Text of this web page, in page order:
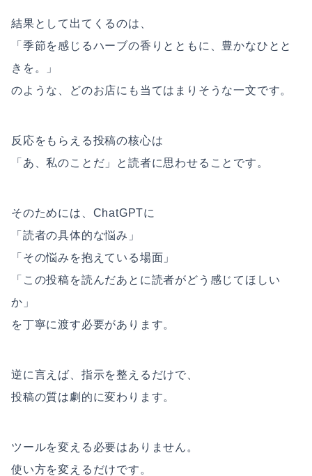
結果として出てくるのは、
「季節を感じるハーブの香りとともに、豊かなひとと
きを。」
のような、どのお店にも当てはまりそうな一文です。
反応をもらえる投稿の核心は
「あ、私のことだ」と読者に思わせることです。
そのためには、ChatGPTに
「読者の具体的な悩み」
「その悩みを抱えている場面」
「この投稿を読んだあとに読者がどう感じてほしい
か」
を丁寧に渡す必要があります。
逆に言えば、指示を整えるだけで、
投稿の質は劇的に変わります。
ツールを変える必要はありません。
使い方を変えるだけです。